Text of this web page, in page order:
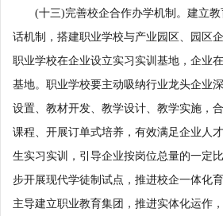
(十三)完善校企合作办学机制。建立教
话机制，搭建职业学校与产业园区、园区
职业学校在企业设立实习实训基地，企业
基地。职业学校要主动吸纳行业龙头企业
设置、教材开发、教学设计、教学实施，
课程、开展订单式培养，有效满足企业人
生实习实训，引导企业按岗位总量的一定
步开展现代学徒制试点，推进校企一体化
主导建立职业教育集团，推进实体化运作